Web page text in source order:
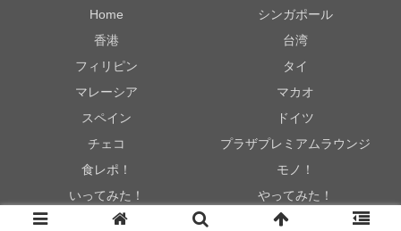
Home
シンガポール
香港
台湾
フィリピン
タイ
マレーシア
マカオ
スペイン
ドイツ
チェコ
プラザプレミアムラウンジ
食レポ！
モノ！
いってみた！
やってみた！
© 2017 .